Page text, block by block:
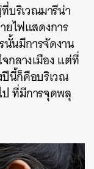
บริเวณมารีน่า
ยไฟแสดงการ
นมีการจัดงาน
กลางเมืองแต่ที่
ปีนี้ก็คือบริเวณ
ที่มีการจุดพลุ